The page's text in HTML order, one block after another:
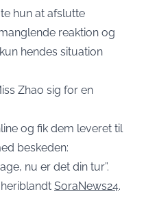
hun at afslutte
reaktion og
hendes situation
Zhao sig for en
og fik dem leveret til
beskeden:
nu er det din tur”.
SoraNews24.